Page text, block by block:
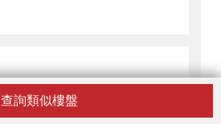
查詢類似樓盤